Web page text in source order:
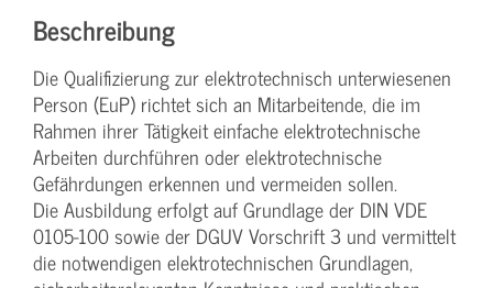
Beschreibung
Die Qualifizierung zur elektrotechnisch unterwiesenen
Person (EuP) richtet sich an Mitarbeitende, die im
Rahmen ihrer Tätigkeit einfache elektrotechnische
Arbeiten durchführen oder elektrotechnische
Gefährdungen erkennen und vermeiden sollen.
Die Ausbildung erfolgt auf Grundlage der DIN VDE
0105-100 sowie der DGUV Vorschrift 3 und vermittelt
die notwendigen elektrotechnischen Grundlagen,